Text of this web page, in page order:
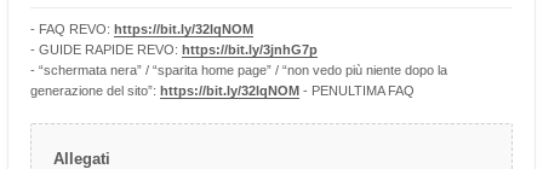
- FAQ REVO: https://bit.ly/32lqNOM
- GUIDE RAPIDE REVO: https://bit.ly/3jnhG7p
- “schermata nera” / “sparita home page” / “non vedo più niente dopo la
generazione del sito”: https://bit.ly/32lqNOM - PENULTIMA FAQ
Allegati